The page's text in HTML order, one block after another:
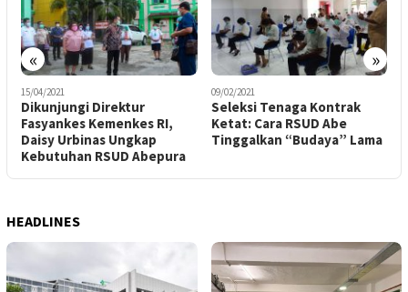
« »
15/04/2021
Dikunjungi Direktur
Fasyankes Kemenkes RI,
Daisy Urbinas Ungkap
Kebutuhan RSUD Abepura
09/02/2021
Seleksi Tenaga Kontrak
Ketat: Cara RSUD Abe
Tinggalkan “Budaya” Lama
HEADLINES